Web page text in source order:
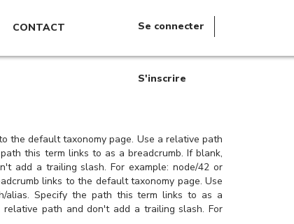
CONTACT Se connecter
S'inscrire
the default taxonomy page. Use a relative path
this term links to as a breadcrumb. If blank,
add a trailing slash. For example: node/42 or
links to the default taxonomy page. Use
alias. Specify the path this term links to as a
path and don't add a trailing slash. For